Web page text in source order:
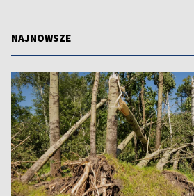
NAJNOWSZE